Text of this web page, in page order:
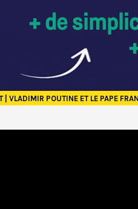
| VLADIMIR POUTINE ET LE PAPE